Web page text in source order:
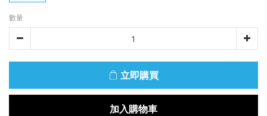
數量
加入購物車
立即購買